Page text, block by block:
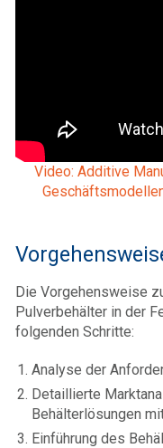
Video: Additive
Die Vorgehensweise
Pulverbehälter in der
folgenden Schritte:
Analyse der
Detaillierte
Behälterlösungen
Einführung des